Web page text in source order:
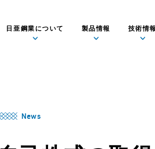
日亜鋼業について 製品情報 技術情報
News